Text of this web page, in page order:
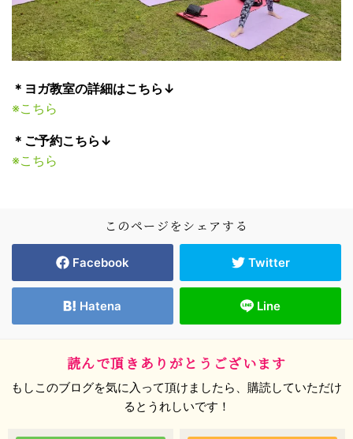
＊ヨガ教室の詳細はこちら↓
※こちら
＊ご予約こちら↓
※こちら
このページをシェアする
Facebook Twitter
Hatena Line
読んで頂きありがとうございます
もしこのブログを気に入って頂けましたら、購読していただけ
るとうれしいです！